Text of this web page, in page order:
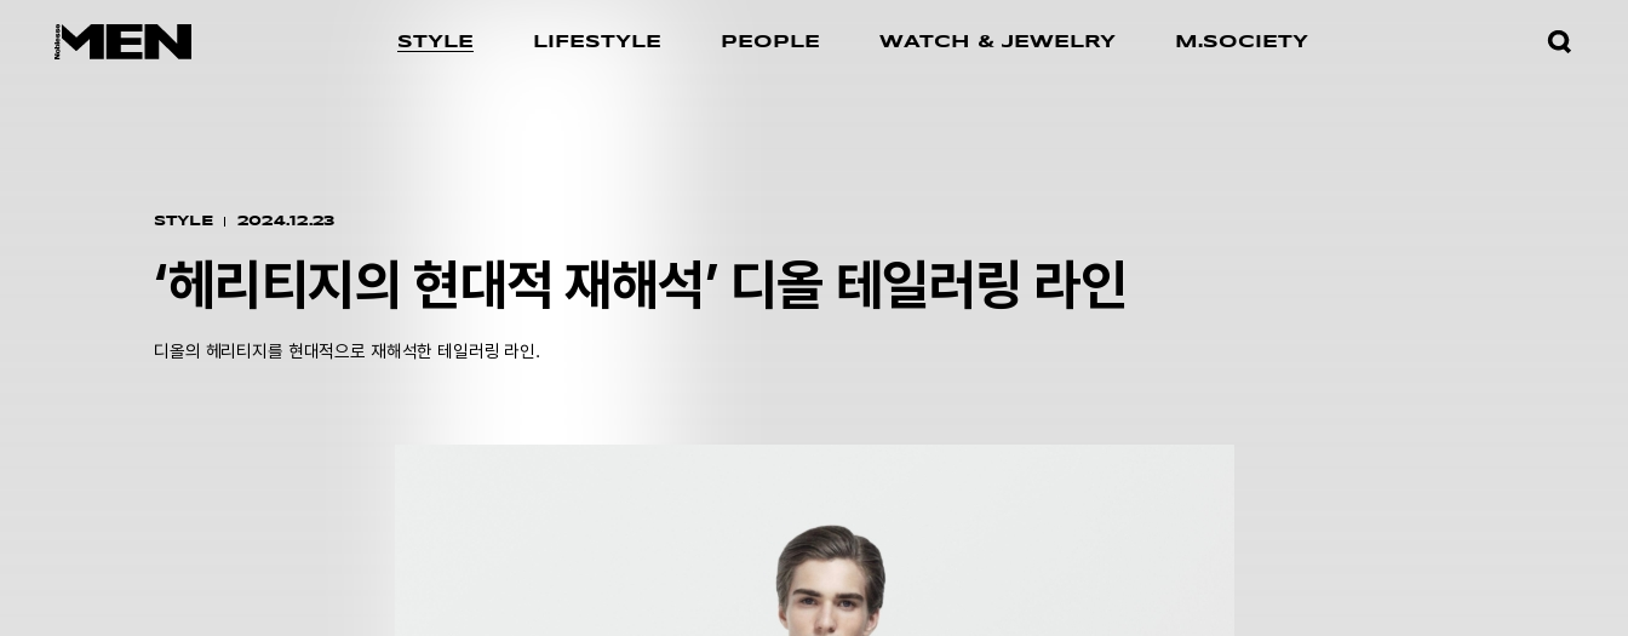
STYLE LIFESTYLE PEOPLE WATCH & JEWELRY M.SOCIETY
STYLE 2024.12.23
‘헤리티지의 현대적 재해석’ 디올 테일러링 라인
디올의 헤리티지를 현대적으로 재해석한 테일러링 라인.